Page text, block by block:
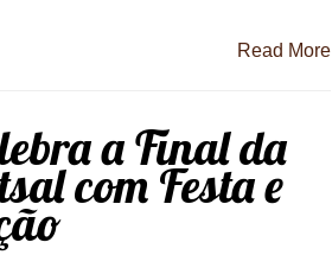
Read More
a Final da
com Festa e